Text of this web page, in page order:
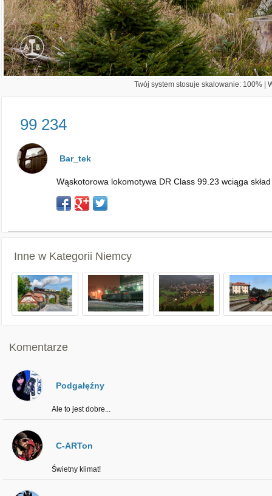
Twój system stosuje skalowanie: 100% |
99 234
Bar_tek
Wąskotorowa lokomotywa DR Class 99.23 wciąga
Inne w Kategorii Niemcy
Komentarze
Podgałęźny
Ale to jest dobre...
C-ARTon
Świetny klimat!